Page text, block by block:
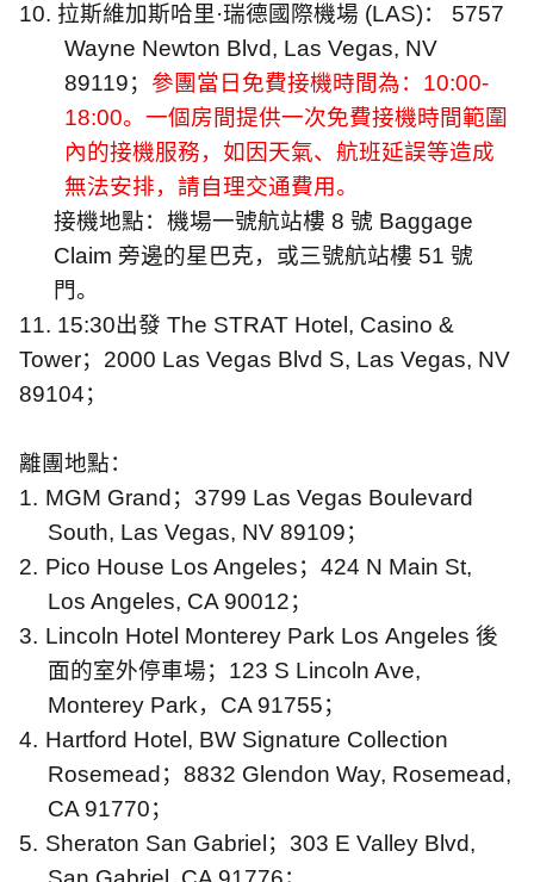
10. 拉斯維加斯哈里·瑞德國際機場 (LAS)： 5757
Wayne Newton Blvd, Las Vegas, NV
89119； 參團當日免費接機時間為： 10:00-
18:00。一個房間提供一次免費接機時間範圍
內的接機服務，如因天氣、航班延誤等造成
無法安排，請自理交通費用。
接機地點：機場一號航站樓 8號 Baggage
Claim 旁邊的星巴克，或三號航站樓 51號
門。
11. 15:30出發 The STRAT Hotel, Casino &
Tower； 2000 Las Vegas Blvd S, Las Vegas, NV
89104；
離團地點：
1. MGM Grand ； 3799 Las Vegas Boulevard
South, Las Vegas, NV 89109；
2. Pico House Los Angeles； 424 N Main St,
Los Angeles, CA 90012；
3. Lincoln Hotel Monterey Park Los Angeles 後
面的室外停車場； 123 S Lincoln Ave,
Monterey Park， CA 91755；
4. Hartford Hotel, BW Signature Collection
Rosemead ； 8832 Glendon Way, Rosemead,
CA 91770；
5. Sheraton San Gabriel ； 303 E Valley Blvd,